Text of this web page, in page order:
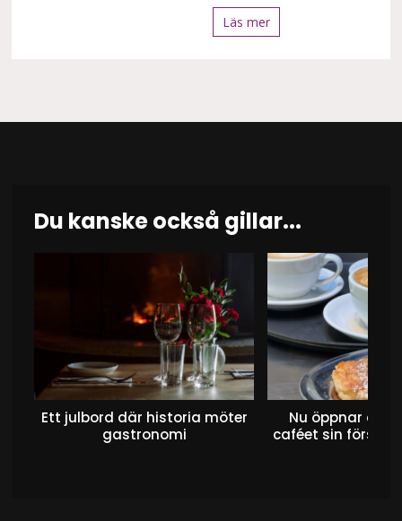
Läs mer
Du kanske också gillar...
Ett julbord där historia möter
gastronomi
Nu öppnar det
caféet sin första